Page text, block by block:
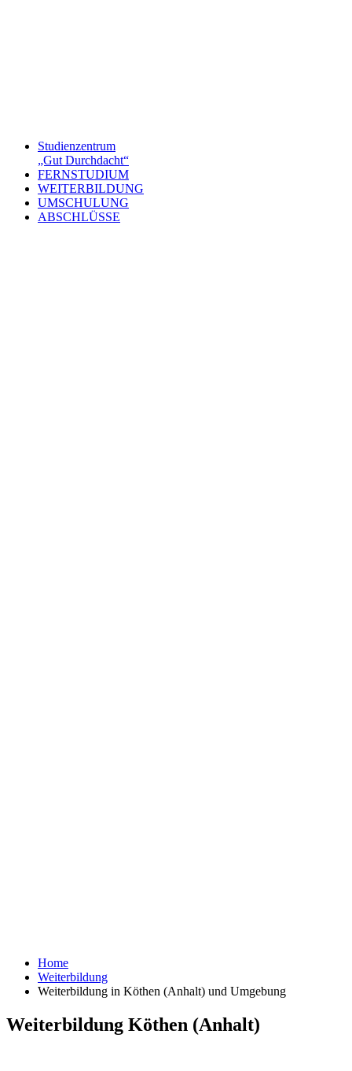
Studienzentrum
„Gut Durchdacht“
FERNSTUDIUM
WEITERBILDUNG
UMSCHULUNG
ABSCHLÜSSE
Home
Weiterbildung
Weiterbildung in Köthen (Anhalt) und Umgebung
Weiterbildung Köthen (Anhalt)